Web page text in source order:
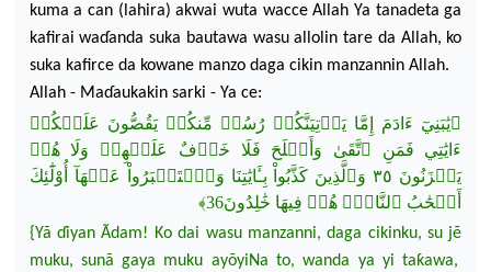
kuma a can (lahira) akwai wuta wacce Allah Ya tanadeta ga
kafirai waɗanda suka bautawa wasu allolin tare da Allah, ko
suka kafirce da kowane manzo daga cikin manzannin Allah.
Allah - Maɗaukakin sarki - Ya ce:
﴿يَٰبَنِيٓ ءَادَمَ إِمَّا يَأۡتِيَنَّكُمۡ رُسُلٞ مِّنكُمۡ يَقُصُّونَ عَلَيۡكُمۡ
ءَايَٰتِي فَمَنِ ٱتَّقَىٰ وَأَصۡلَحَ فَلَا خَوۡفٌ عَلَيۡهِمۡ وَلَا هُمۡ
يَحۡزَنُونَ ٣٥ وَٱلَّذِينَ كَذَّبُواْ بِـَٔايَٰتِنَا وَٱسۡتَكۡبَرُواْ عَنۡهَآ أُوْلَٰٓئِكَ
أَصۡحَٰبُ ٱلنَّارِۖ هُمۡ فِيهَا خَٰلِدُونَ36﴾
{Yãɗiyan Ãdam! Kodai wasu manzanni, daga cikinku, su jẽ
muku, sunã gaya muku ayõyiNa to, wanda ya yi taƙawa,